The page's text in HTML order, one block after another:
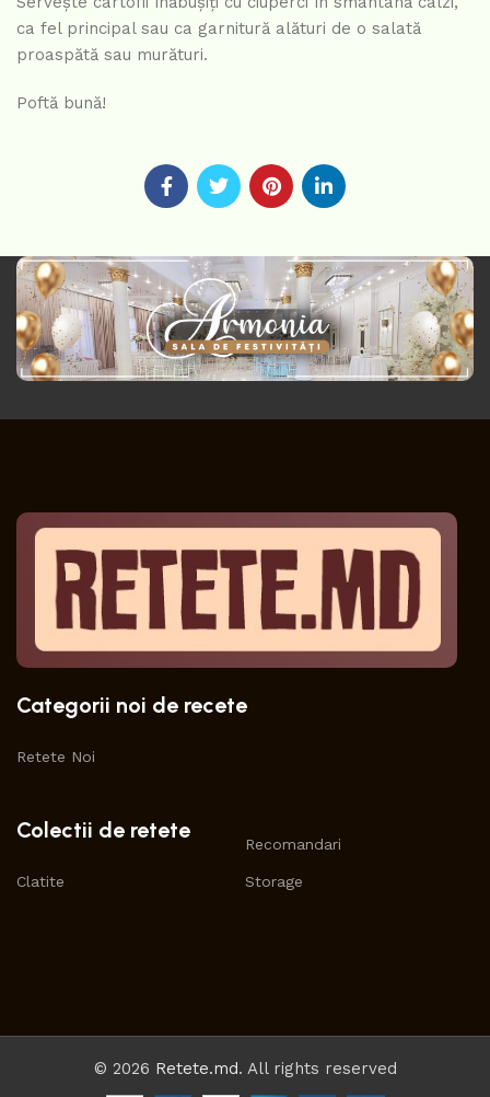
ca fel principal sau ca garnitură alături de o salată
proaspătă sau murături.
Poftă bună!
Categorii noi de recete
Retete Noi
Colectii de retete
Clatite
Recomandari
Storage
© 2026 Retete.md. All rights reserved